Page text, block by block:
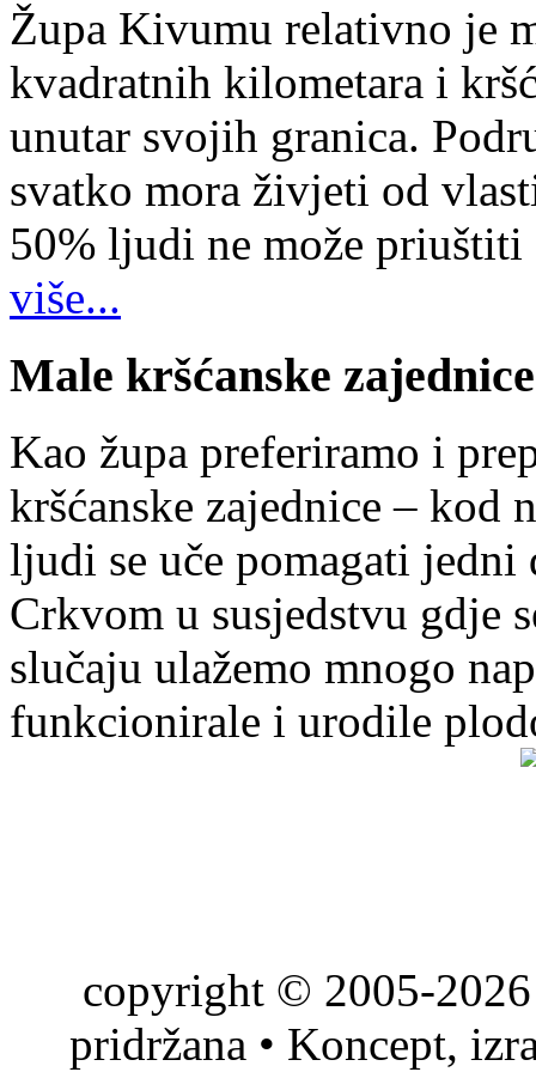
Župa Kivumu relativno je
kvadratnih kilometara i
unutar svojih granica.
svatko mora živjeti od
50% ljudi ne može
više...
Male kršćanske zajednice
Kao župa preferiramo i
kršćanske zajednice – kod
ljudi se uče pomagati
Crkvom u susjedstvu gdje
slučaju ulažemo mnogo
funkcionirale i urodile
copyright © 2005-
pridržana • Koncept,